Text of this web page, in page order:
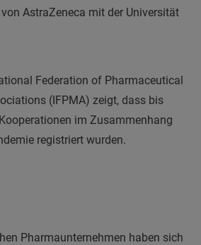
AstraZeneca mit der Universität
Federation of Pharmaceutical
(IFPMA) zeigt, dass bis
im Zusammenhang
registriert wurden.
Pharmaunternehmen haben sich